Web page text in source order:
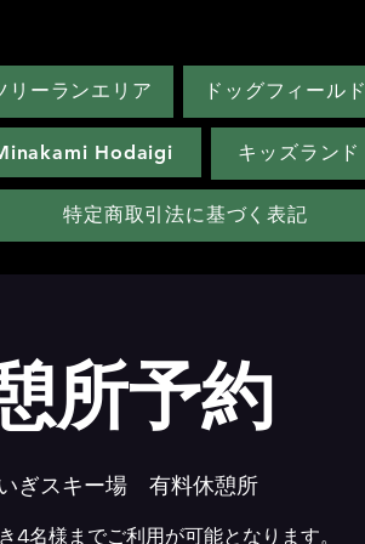
リーランエリア ドッグフィールド
Hodaigi キッズランド
特定商取引法に基づく表記
所予約
ぎスキー場 有料休憩所
4名様までご利用が可能となります。